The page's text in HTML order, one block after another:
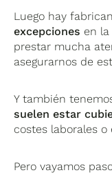
Luego hay
excepciones en
prestar mucha
asegurarnos de
Y también
suelen estar
costes laborales o
Pero vayamos